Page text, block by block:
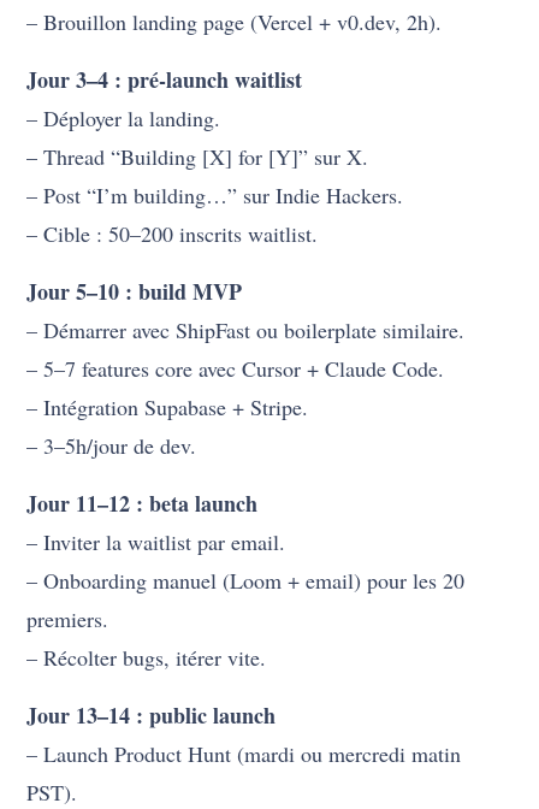
– Brouillon landing page (Vercel + v0.dev, 2h).
Jour 3–4 : pré-launch waitlist
– Déployer la landing.
– Thread “Building [X] for [Y]” sur X.
– Post “I’m building…” sur Indie Hackers.
– Cible : 50–200 inscrits waitlist.
Jour 5–10 : build MVP
– Démarrer avec ShipFast ou boilerplate similaire.
– 5–7 features core avec Cursor + Claude Code.
– Intégration Supabase + Stripe.
– 3–5h/jour de dev.
Jour 11–12 : beta launch
– Inviter la waitlist par email.
– Onboarding manuel (Loom + email) pour les 20
premiers.
– Récolter bugs, itérer vite.
Jour 13–14 : public launch
– Launch Product Hunt (mardi ou mercredi matin
PST).